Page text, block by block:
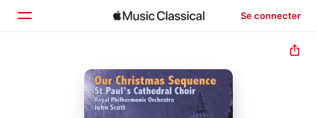
Se connecter
Parcourir